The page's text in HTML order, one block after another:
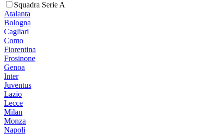
Squadra Serie A
Atalanta
Bologna
Cagliari
Como
Fiorentina
Frosinone
Genoa
Inter
Juventus
Lazio
Lecce
Milan
Monza
Napoli